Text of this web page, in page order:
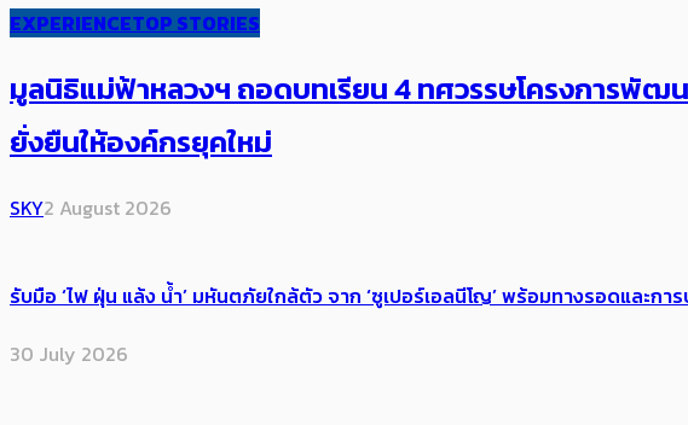
EXPERIENCETOP STORIES
มูลนิธิแม่ฟ้าหลวงฯ ถอดบทเรียน 4 ทศวรรษโครงการพั
ยั่งยืนให้องค์กรยุคใหม่
SKY2 August 2026
รับมือ ‘ไฟ ฝุ่น แล้ง น้ำ’ มหันตภัยใกล้ตัว จาก ‘ซูเปอร์เอลนีโญ’ พร้อมทางรอดและกา
30 July 2026